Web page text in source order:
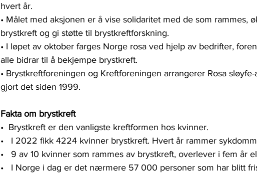
hvert år.
• Målet med aksjonen er å vise solidaritet med de som rammes,
brystkreft og gi støtte til brystkreftforskning.
• I løpet av oktober farges Norge rosa ved hjelp av bedrifter,
alle bidrar til å bekjempe brystkreft.
• Brystkreftforeningen og Kreftforeningen arrangerer Rosa
gjort det siden 1999.
Fakta om brystkreft
•  Brystkreft er den vanligste kreftformen hos kvinner.
•   I 2022 fikk 4224 kvinner brystkreft. Hvert år rammer
•   9 av 10 kvinner som rammes av brystkreft, overlever i fem år
•   I Norge i dag er det nærmere 57 000 personer som har blitt